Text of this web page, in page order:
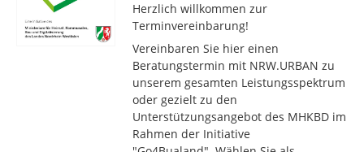
Herzlich willkommen zur
Terminvereinbarung!
Vereinbaren Sie hier einen
Beratungstermin mit NRW.URBAN zu
unserem gesamten Leistungsspektrum
oder gezielt zu den
Unterstützungsangebot des MHKBD im
Rahmen der Initiative